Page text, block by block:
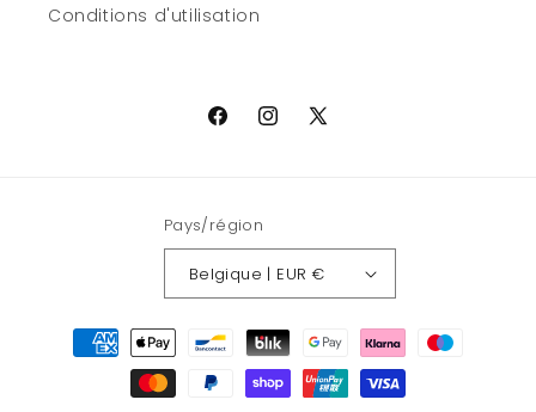
Conditions d'utilisation
FacebookInstagram
X
Pays/région
Belgique | EUR €
Moyens
paiement